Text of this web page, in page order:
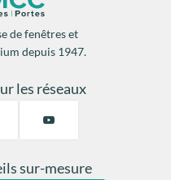
de fenêtres et
depuis 1947.
les réseaux
sur-mesure